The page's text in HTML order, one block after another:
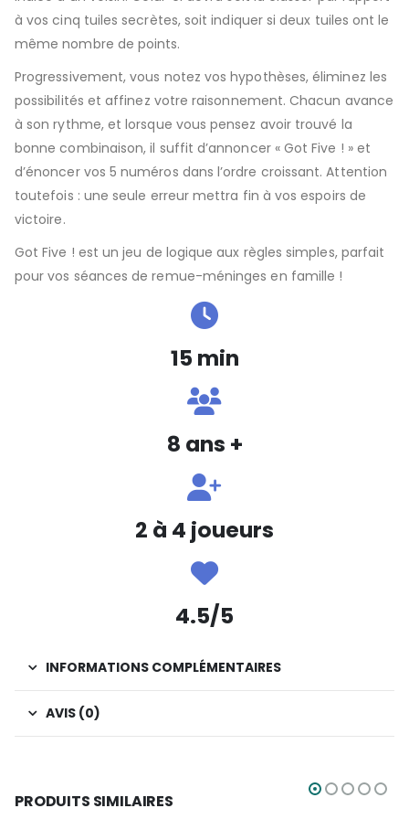
à vos cinq tuiles secrètes, soit indiquer si deux tuiles ont le
même nombre de points.
Progressivement, vous notez vos hypothèses, éliminez les
possibilités et affinez votre raisonnement. Chacun avance
à son rythme, et lorsque vous pensez avoir trouvé la
bonne combinaison, il suffit d’annoncer « Got Five ! » et
d’énoncer vos 5 numéros dans l’ordre croissant. Attention
toutefois : une seule erreur mettra fin à vos espoirs de
victoire.
Got Five ! est un jeu de logique aux règles simples, parfait
pour vos séances de remue-méninges en famille !
15 min
8 ans +
2 à 4 joueurs
4.5/5
INFORMATIONS COMPLÉMENTAIRES
AVIS (0)
PRODUITS SIMILAIRES